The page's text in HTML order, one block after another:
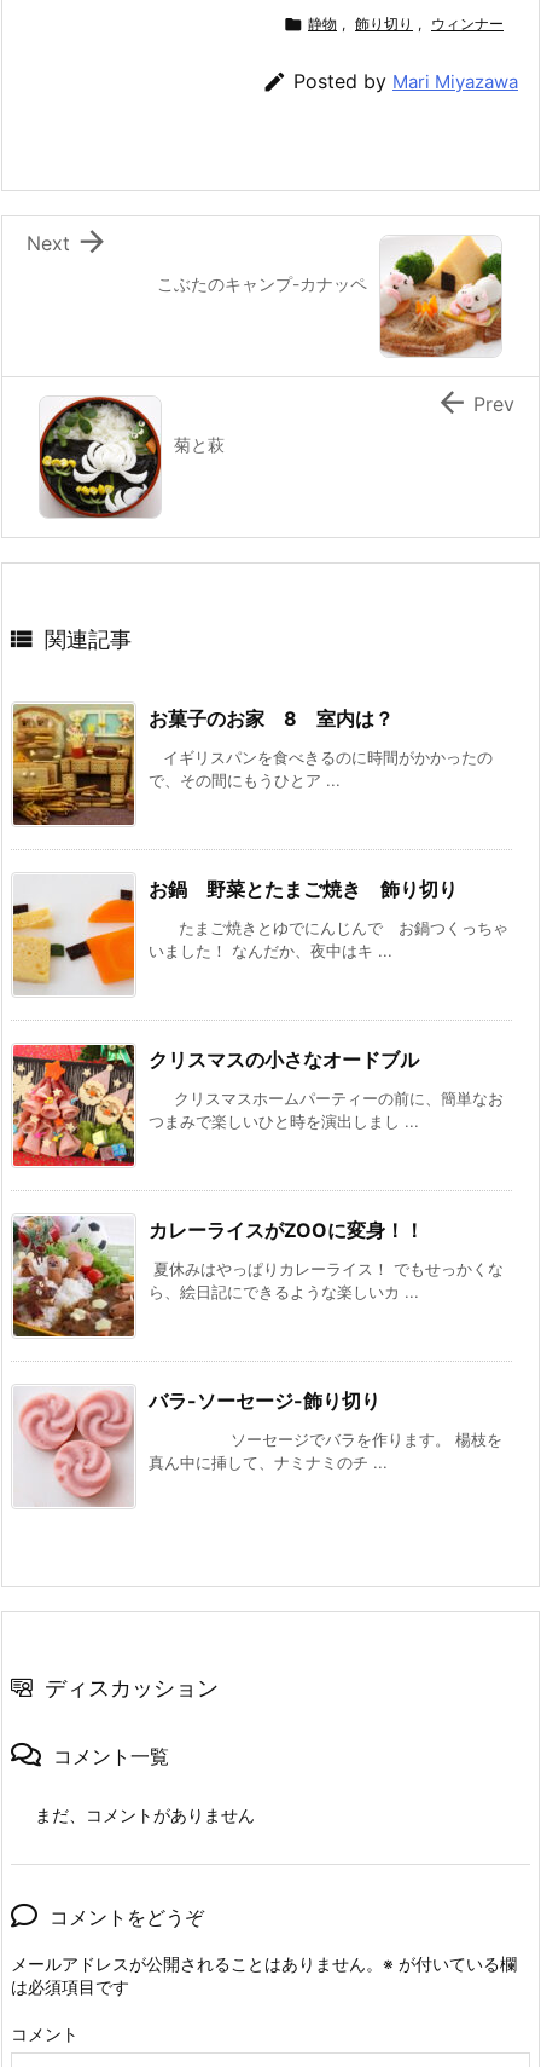
o
k
a
ai
l
 静物 , 飾り切り , ウィンナー
 Posted by Mari Miyazawa
こぶたのキャンプ-カナッペ

Next
菊と萩
 Prev
 関連記事
お菓子のお家 8 室内は？
イギリスパンを食べきるのに時間がかかったの
で、その間にもうひとア ...
お鍋 野菜とたまご焼き 飾り切り
たまご焼きとゆでにんじんで お鍋つくっちゃ
いました！ なんだか、夜中はキ ...
クリスマスの小さなオードブル
クリスマスホームパーティーの前に、簡単なお
つまみで楽しいひと時を演出しまし ...
カレーライスがZOOに変身！！
夏休みはやっぱりカレーライス！ でもせっかくな
ら、絵日記にできるような楽しいカ ...
バラ-ソーセージ-飾り切り
ソーセージでバラを作ります。 楊枝を
真ん中に挿して、ナミナミのチ ...
ディスカッション
コメント一覧
まだ、コメントがありません
コメントをどうぞ
メールアドレスが公開されることはありません。 ※ が付いている欄
は必須項目です
コメント